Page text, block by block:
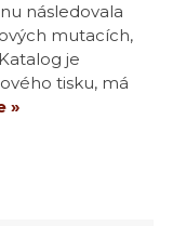
následovala
mutacích,
je
tisku, má
»